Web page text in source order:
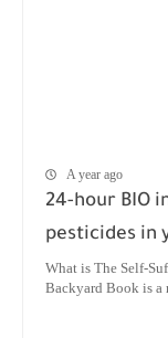
A year ago
24-hour BIO
pesticides in
What is The Self-
Backyard Book is a